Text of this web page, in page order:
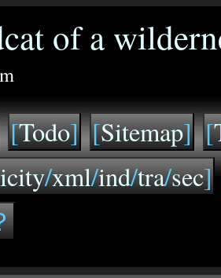
of a
[Todo] [Sitemap] [
/xml/ind/tra/sec]